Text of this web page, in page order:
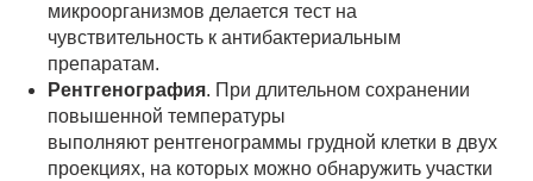
микроорганизмов делается тест на
чувствительность к антибактериальным
препаратам.
Рентгенография. При длительном сохранении
повышенной температуры
выполняют рентгенограммы грудной клетки в двух
проекциях, на которых можно обнаружить участки